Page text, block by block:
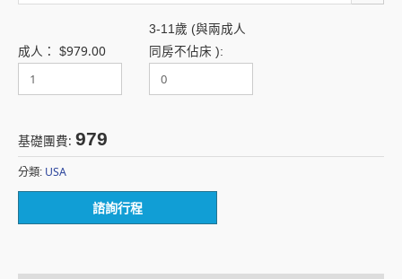
成人： $979.00
3-11歲 (與兩成人
同房不佔床 ):
基礎團費: 979
分類: USA
諮詢行程